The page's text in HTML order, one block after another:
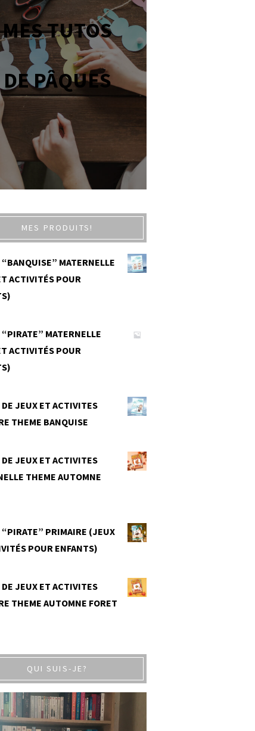
MES TUTOS
DE PÂQUES
MES PRODUITS!
“BANQUISE” MATERNELLE
ACTIVITÉS POUR
MATERNELLE
ACTIVITÉS POUR
DE JEUX ET ACTIVITES
THEME BANQUISE
DE JEUX ET ACTIVITES
THEME AUTOMNE
“PIRATE” PRIMAIRE (JEUX
POUR ENFANTS)
DE JEUX ET ACTIVITES
THEME AUTOMNE FORET
QUI SUIS-JE?